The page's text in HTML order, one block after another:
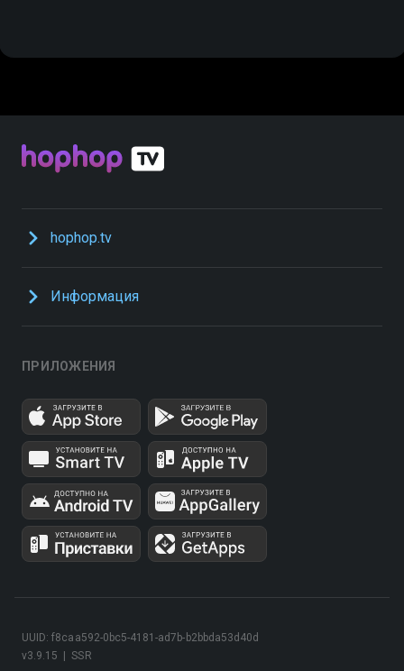
hophop.tv
Информация
ПРИЛОЖЕНИЯ
v3.9.15 SSR
UUID: f8caa592-0bc5-4181-ad7b-b2bbda53d40d